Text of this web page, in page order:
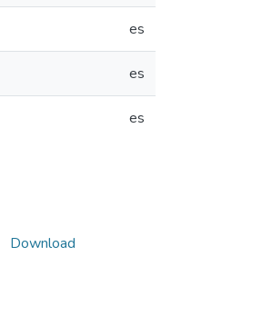
es
es
es
Download